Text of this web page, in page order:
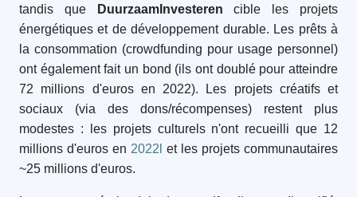
tandis que
DuurzaamInvesteren cible les projets
énergétiques et de développement durable. Les prêts à
la consommation (crowdfunding pour usage personnel)
ont également fait un bond (ils ont doublé pour atteindre
72 millions d'euros en 2022). Les projets créatifs et
sociaux (via des dons/récompenses) restent plus
modestes : les projets culturels n'ont recueilli que 12
millions d'euros en 2022l et les projets communautaires
~25 millions d'euros.